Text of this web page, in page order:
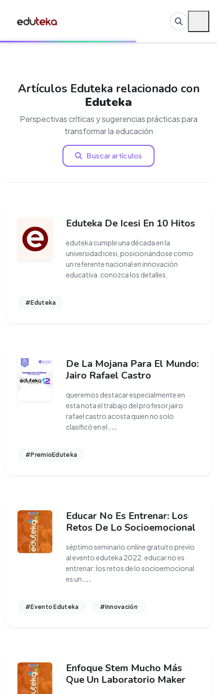
Artículos Eduteka relacionado con
Eduteka
Perspectivas críticas y sugerencias prácticas para
transformar la educación
Buscar artículos
Eduteka De Icesi En 10 Hitos
eduteka cumple una década en la
universidad icesi, posicionándose como
un referente nacional en innovación
educativa. conozca los detalles.
#Eduteka
De La Mojana Para El Mundo:
Jairo Rafael Castro
queremos destacar especialmente en
esta nota el trabajo del profesor jairo
rafael castro acosta quien no solo
clasificó en el ...
#PremioEduteka
Educar No Es Entrenar: Los
Retos De Lo Socioemocional
séptimo seminario online gratuito previo
al evento eduteka 2022. educar no es
entrenar: los retos de lo socioemocional
es un ...
#Evento Eduteka #Innovación
Enfoque Stem Mucho Más
Que Un Laboratorio Maker